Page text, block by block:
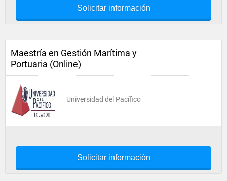
Solicitar información
Maestría en Gestión Marítima y
Portuaria (Online)
Universidad del Pacífico
Solicitar información